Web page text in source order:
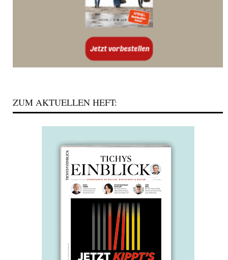
ZUM AKTUELLEN HEFT: